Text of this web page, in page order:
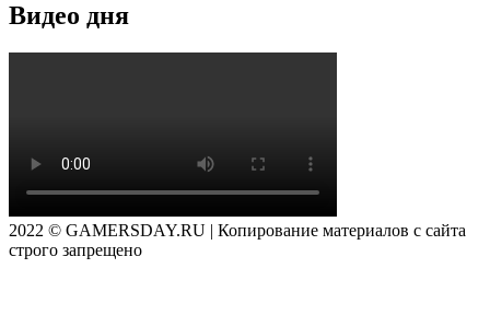
Видео дня
2022 © GAMERSDAY.RU | Копирование материалов с сайта
строго запрещено